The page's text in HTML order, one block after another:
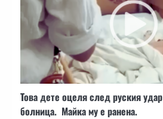
Това дете оцеля след руския
болница. Майка му е ранена.